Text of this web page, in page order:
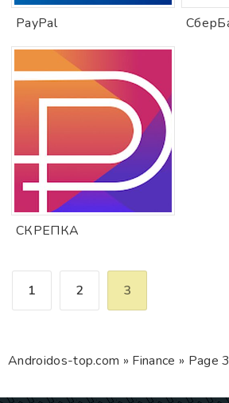
PayPal
СКРЕПКА
1 2 3
Androidos-top.com » Finance » Page 3